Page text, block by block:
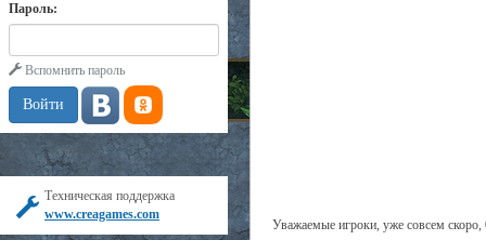
Пароль:
Вспомнить пароль
Техническая поддержка
www.creagames.com
Уважаемые игроки, уже совсем